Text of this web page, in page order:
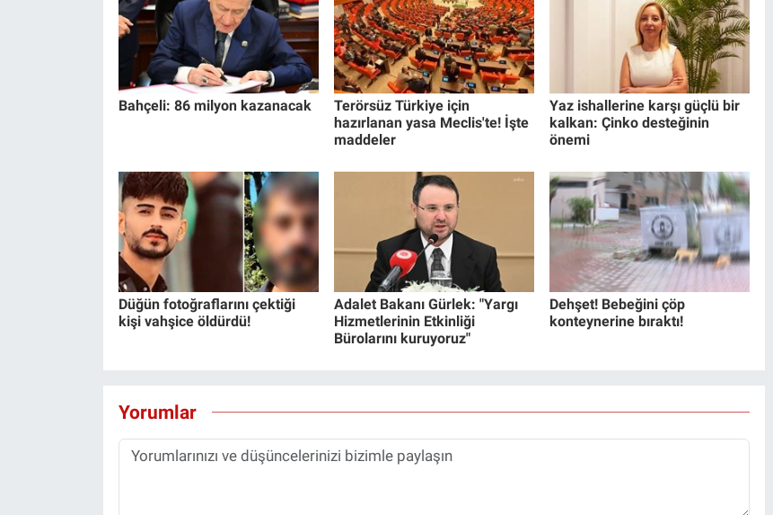
Bahçeli: 86 milyon kazanacak
Terörsüz Türkiye için
hazırlanan yasa Meclis'te! İşte
maddeler
Yaz ishallerine karşı güçlü bir
kalkan: Çinko desteğinin
önemi
Düğün fotoğraflarını çektiği
kişi vahşice öldürdü!
Adalet Bakanı Gürlek: "Yargı
Hizmetlerinin Etkinliği
Bürolarını kuruyoruz"
Dehşet! Bebeğini çöp
konteynerine bıraktı!
Yorumlar
Canlı Yayın